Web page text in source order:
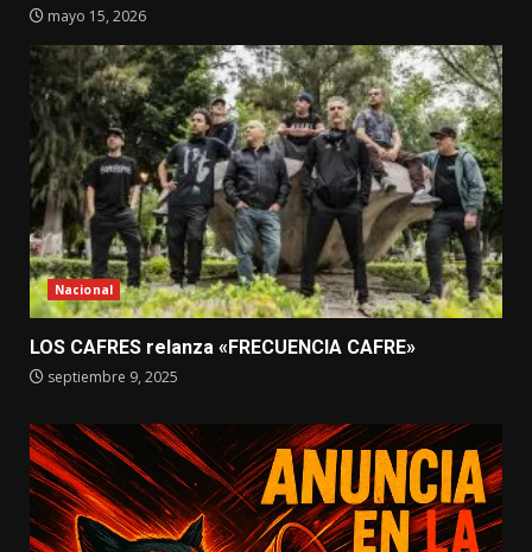
mayo 15, 2026
Nacional
LOS CAFRES relanza «FRECUENCIA CAFRE»
septiembre 9, 2025